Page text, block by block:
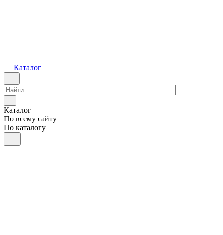
Каталог
Каталог
По всему сайту
По каталогу